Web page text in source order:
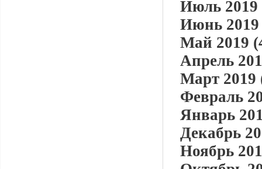
Июль 2019
Июнь 2019
Май 2019
Апрель
Март 2019
Февраль
Январь
Декабрь
Ноябрь